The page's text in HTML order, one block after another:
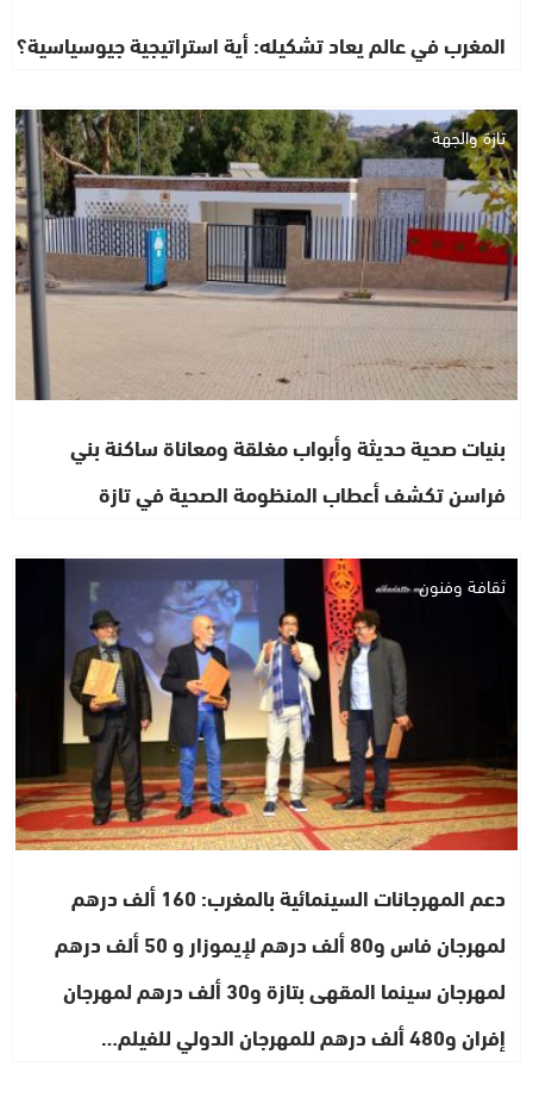
المغرب في عالم يعاد تشكيله: أية استراتيجية جيوسياسية؟
تازة والجهة
بنيات صحية حديثة وأبواب مغلقة ومعاناة ساكنة بني
فراسن تكشف أعطاب المنظومة الصحية في تازة
ثقافة وفنون
دعم المهرجانات السينمائية بالمغرب: 160 ألف درهم
لمهرجان فاس و80 ألف درهم لإيموزار و 50 ألف درهم
لمهرجان سينما المقهى بتازة و30 ألف درهم لمهرجان
إفران و480 ألف درهم للمهرجان الدولي للفيلم…